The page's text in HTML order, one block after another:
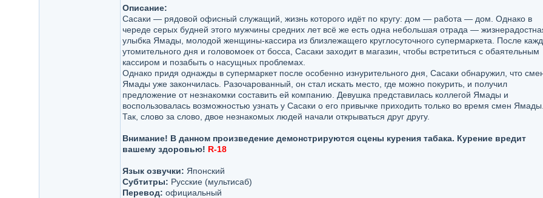
Описание:
Сасаки — рядовой офисный служащий, жизнь которого идёт по кругу: дом — работа — дом. Однако в
череде серых будней этого мужчины средних лет всё же есть одна небольшая отрада —
улыбка Ямады, молодой женщины-кассира из близлежащего круглосуточного супермаркета. После
утомительного дня и головомоек от босса, Сасаки заходит в магазин, чтобы встретиться с обаятельным
кассиром и позабыть о насущных проблемах.
Однако придя однажды в супермаркет после особенно изнурительного дня, Сасаки обнаружил, что
Ямады уже закончилась. Разочарованный, он стал искать место, где можно покурить, и получил
предложение от незнакомки составить ей компанию. Девушка представилась коллегой Ямады и
воспользовалась возможностью узнать у Сасаки о его привычке приходить только во время смен
Так, слово за слово, двое незнакомых людей начали открываться друг другу.
Внимание! В данном произведение демонстрируются сцены курения табака. Курение вредит
вашему здоровью! R-18
Язык озвучки: Японский
Субтитры: Русские (мультисаб)
Перевод: официальный